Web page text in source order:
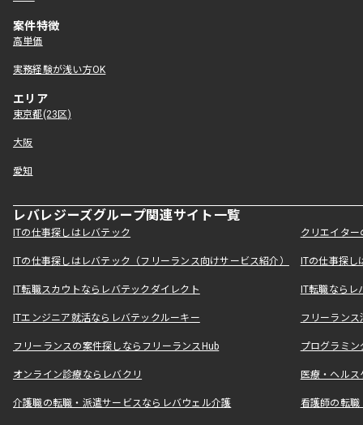
案件特徴
高単価
実務経験が浅い方OK
エリア
東京都(23区)
大阪
愛知
レバレジーズグループ関連サイト一覧
ITの仕事探しはレバテック クリエイタ
ITの仕事探しはレバテック（フリーランス向けサービス紹介） ITの仕事探
IT転職スカウトならレバテックダイレクト IT転職なら
ITエンジニア就活ならレバテックルーキー フリーラン
フリーランスの案件探しならフリーランスHub プログラミ
オンライン診療ならレバクリ 医療・ヘル
介護職の転職・派遣サービスならレバウェル介護 看護師の転